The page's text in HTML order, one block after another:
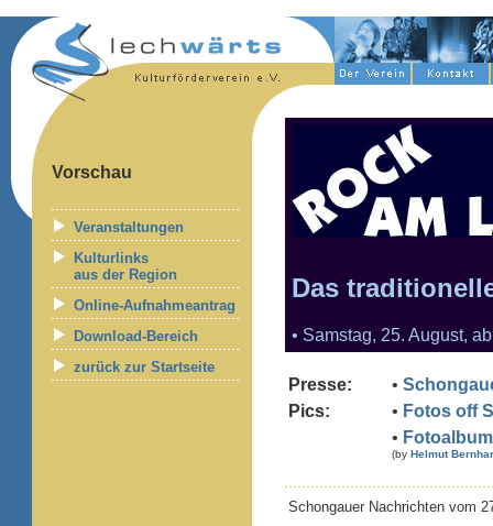
Vorschau
Veranstaltungen
Kulturlinks
aus der Region
Online-Aufnahmeantrag
Download-Bereich
zurück zur Startseite
Das
• Samstag, 25. August,
Presse: •
Pics:
• Fotos off
•
(by Helmut
Schongauer Nachrichten vom